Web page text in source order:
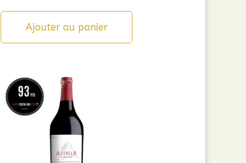
initial actuel
Ajouter au panier